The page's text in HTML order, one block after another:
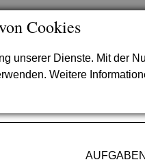
Cookies
unserer Dienste. Mit der
Weitere